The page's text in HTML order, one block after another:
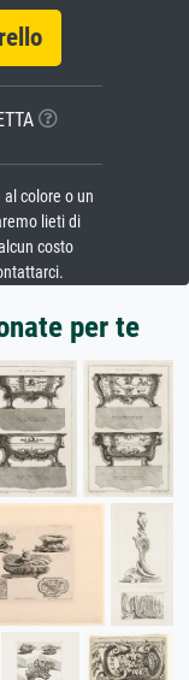
colore o un
lieti di
costo
per te